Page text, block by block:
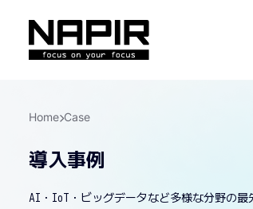
Home Case
導入事例
AI・IoT・ビッグデータなど多様な分野の最